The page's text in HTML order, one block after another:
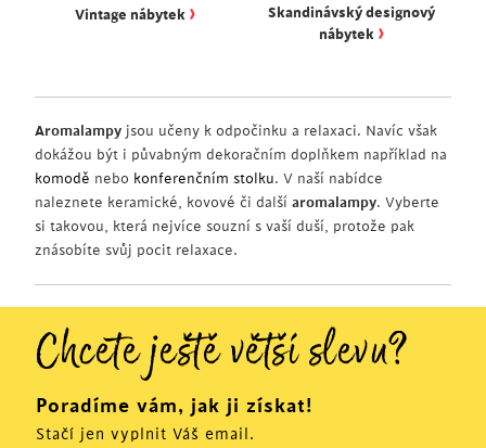
Vintage nábytek ›
Skandinávský designový
nábytek ›
Aromalampy jsou učeny k odpočinku a relaxaci. Navíc však
dokážou být i půvabným dekoračním doplňkem například na
komodě nebo konferenčním stolku. V naší nabídce
naleznete keramické, kovové či další aromalampy. Vyberte
si takovou, která nejvíce souzní s vaší duší, protože pak
znásobíte svůj pocit relaxace.
Chcete ještě větší slevu?
Poradíme vám, jak ji získat!
Stačí jen vyplnit Váš email.